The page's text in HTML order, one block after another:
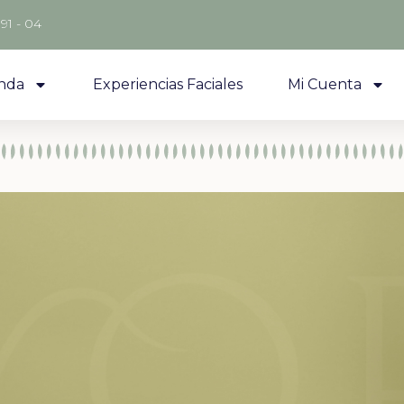
- 04
Experiencias Faciales Mi Cuenta